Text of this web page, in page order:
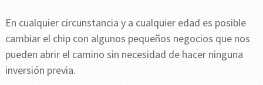
En cualquier circunstancia y a cualquier edad es posible
cambiar el chip con algunos pequeños negocios que nos
pueden abrir el camino sin necesidad de hacer ninguna
inversión previa.